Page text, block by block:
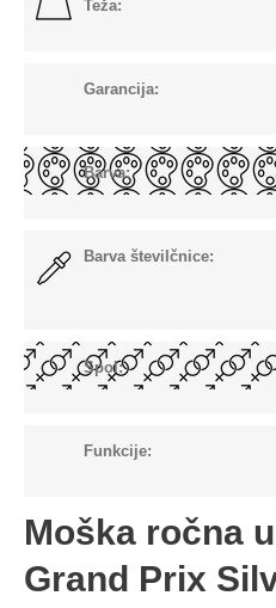
Teža:
Garancija:
Barva:
Barva številčnice:
Spol:
Funkcije:
Moška ročna
Grand Prix